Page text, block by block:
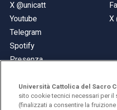
X @unicatt
Youtube
Telegram
Spotify
Presenza
X
Università Cattolica del Sacro
sito cookie tecnici necessari per il
(finalizzati a consentire la